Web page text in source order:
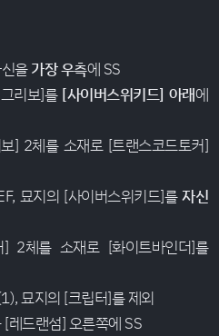
을가장 우측에 SS
리보]를[사이버스위키드] 아래에
] 2체를 소재로 [트랜스코드토커]
묘지의 [사이버스위키드]를자신
] 2체를 소재로 [화이트바인더]를
묘지의 [크립터]를 제외
레드랜섬] 오른쪽에 SS